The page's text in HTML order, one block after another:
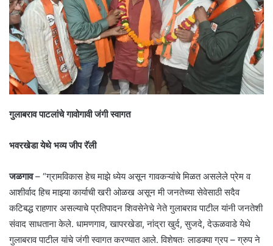
गुलाबराव पाटलांचे गावोगावी जंगी स्वागत
भवरखेडा येथे भव्य जीप रॅली
जळगाव– “ग्रामविकास हेच माझे ध्येय असून गावकऱ्यांचे मिळत असलेले प्रेम व
आशीर्वाद हिच माझ्या कार्याची खरी ओळख असून मी जनतेच्या सेवेसाठी सदैव
कटिबद्ध राहणार असल्याचे प्रतिपादन शिवसेनेचे नेते गुलाबराव पाटील यांनी जनतेशी
संवाद साधताना केले. धामणगाव, खापरखेडा, नांद्रा खुर्द, सुजदे, देऊळवाडे येथे
गुलाबराव पाटील यांचे जंगी स्वागत करण्यात आले. विशेषतः लाडक्या ग्रप – ग्रुप ने